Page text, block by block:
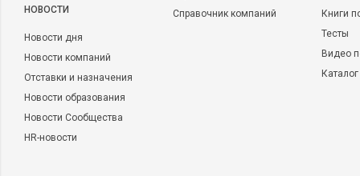
НОВОСТИ
Новости дня
Новости компаний
Отставки и назначения
Новости образования
Новости Сообщества
HR-новости
Справочник компаний
Книги
Тесты
Видео